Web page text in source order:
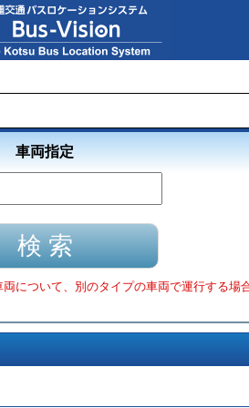
車両指定
について、別のタイプの車両で運行する場